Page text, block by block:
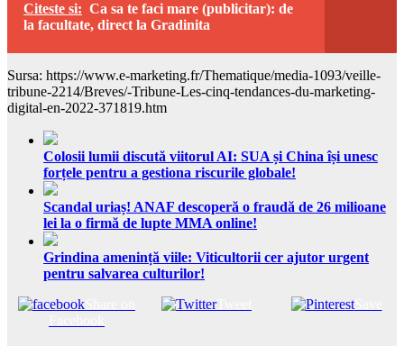
Citeste si: Ca sa te faci mare (publicitar): de
la facultate, direct la Gradinita
Sursa: https://www.e-marketing.fr/Thematique/media-1093/veille-
tribune-2214/Breves/-Tribune-Les-cinq-tendances-du-marketing-
digital-en-2022-371819.htm
Colosii lumii discută viitorul AI: SUA și China își unesc
forțele pentru a gestiona riscurile globale!
Scandal uriaș! ANAF descoperă o fraudă de 26 milioane
lei la o firmă de lupte MMA online!
Grindina amenință viile: Viticultorii cer ajutor urgent
pentru salvarea culturilor!
Tweet Save